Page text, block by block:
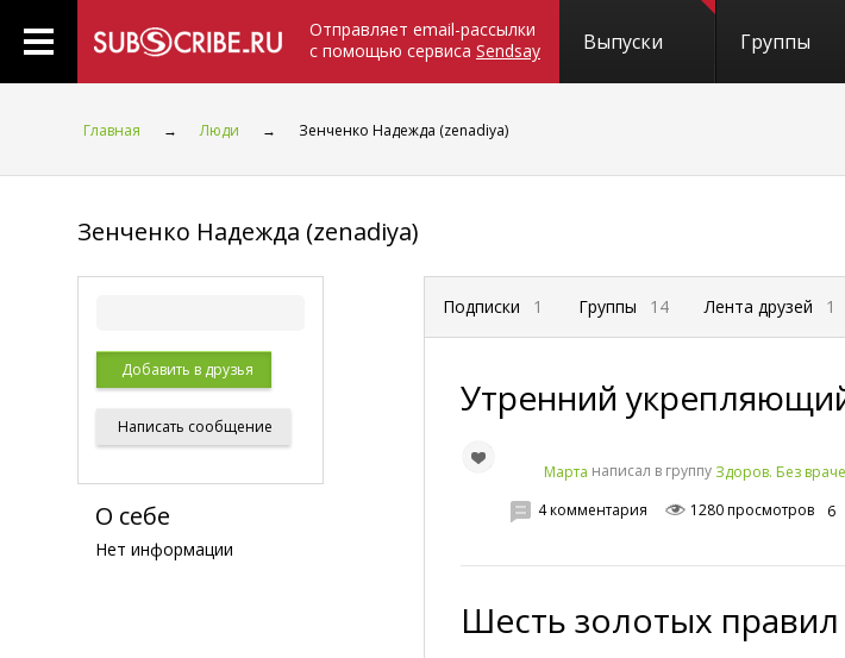
Отправляет email-рассылки
с помощью сервиса Sendsay Выпуски Группы
Главная → Люди → Зенченко Надежда (zenadiya)
Зенченко Надежда (zenadiya)
Добавить в друзья
Написать сообщение
О себе
Нет информации
Подписки 1 Группы 14 Лента друзей 1
Утренний
Mарта написал в группу Здоров. Без
4 комментария 1280 просмотров 6
Шесть золотых